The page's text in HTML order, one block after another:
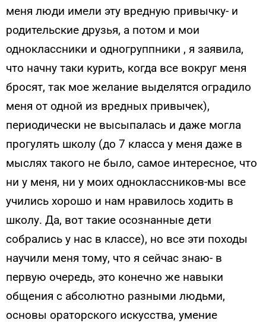
меня люди имели эту вредную привычку- и
родительские друзья, а потом и мои
одноклассники и одногруппники , я заявила,
что начну таки курить, когда все вокруг меня
бросят, так мое желание выделятся оградило
меня от одной из вредных привычек),
периодически не высыпалась и даже могла
прогулять школу (до 7 класса у меня даже в
мыслях такого не было, самое интересное, что
ни у меня, ни у моих одноклассников-мы все
учились хорошо и нам нравилось ходить в
школу. Да, вот такие осознанные дети
собрались у нас в классе), но все эти походы
научили меня тому, что я сейчас знаю- в
первую очередь, это конечно же навыки
общения с абсолютно разными людьми,
основы ораторского искусства, умение